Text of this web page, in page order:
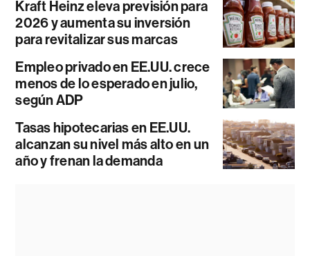
Kraft Heinz eleva previsión para
2026 y aumenta su inversión
para revitalizar sus marcas
Empleo privado en EE.UU. crece
menos de lo esperado en julio,
según ADP
Tasas hipotecarias en EE.UU.
alcanzan su nivel más alto en un
año y frenan la demanda